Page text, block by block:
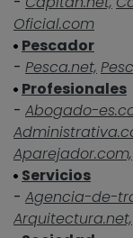
Oficial.com
Pescador
- Pesca.net,
Profesionales
- Abogado-
Aparejador.com,
Servicios
- Agencia-de-
Arquitectura.net,